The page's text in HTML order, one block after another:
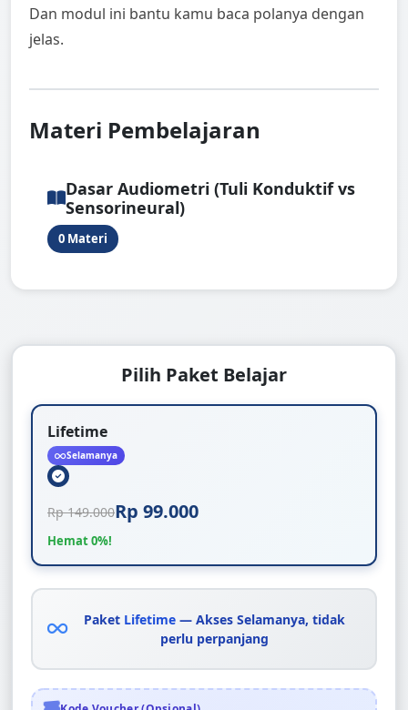
Dan modul ini bantu kamu baca polanya dengan
jelas.
Materi Pembelajaran
Dasar Audiometri (Tuli Konduktif vs
Sensorineural)
0 Materi
Pilih Paket Belajar
Lifetime
Selamanya
Rp 149.000Rp 99.000
Hemat 0%!
Paket Lifetime — Akses Selamanya, tidak
perlu perpanjang